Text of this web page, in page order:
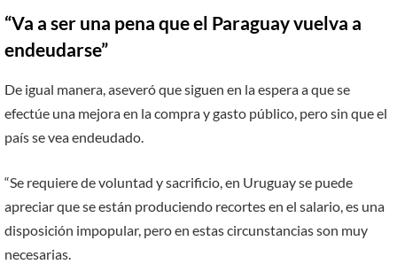
“Va a ser una pena que el Paraguay vuelva a
endeudarse”
De igual manera, aseveró que siguen en la espera a que se
efectúe una mejora en la compra y gasto público, pero sin que el
país se vea endeudado.
“Se requiere de voluntad y sacrificio, en Uruguay se puede
apreciar que se están produciendo recortes en el salario, es una
disposición impopular, pero en estas circunstancias son muy
necesarias.